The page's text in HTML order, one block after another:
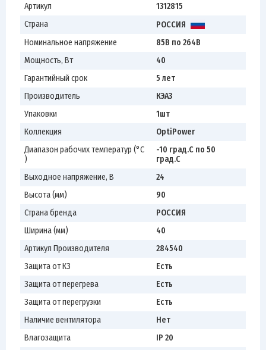
Артикул
1312815
Страна
РОССИЯ
Номинальное напряжение
85В по 264В
Мощность, Вт
40
Гарантийный срок
5 лет
Производитель
КЭАЗ
Упаковки
1шт
Коллекция
OptiPower
Диапазон рабочих температур (°С
)
-10 град.C по 50
град.C
Выходное напряжение, В
24
Высота (мм)
90
Страна бренда
РОССИЯ
Ширина (мм)
40
Артикул Производителя
284540
Защита от КЗ
Есть
Защита от перегрева
Есть
Защита от перегрузки
Есть
Наличие вентилятора
Нет
Влагозащита
IP 20